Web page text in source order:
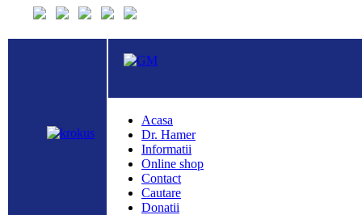
Acasa
Dr. Hamer
Informatii
Online shop
Contact
Cautare
Donatii